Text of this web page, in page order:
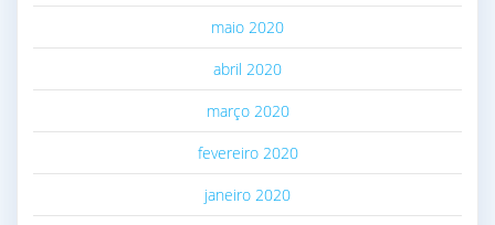
maio 2020
abril 2020
março 2020
fevereiro 2020
janeiro 2020